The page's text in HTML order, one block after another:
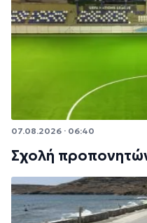
07.08.2026 · 06:40
Σχολή